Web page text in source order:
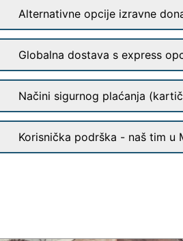
Alternativne opcije izravne
Globalna dostava s express
Načini sigurnog plaćanja
Korisnička podrška - naš tim u